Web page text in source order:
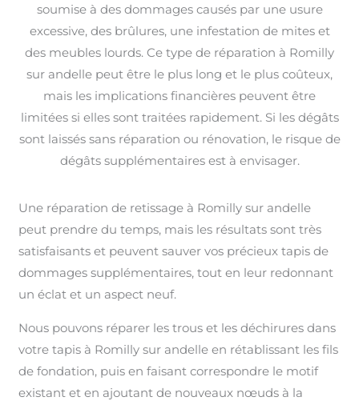
soumise à des dommages causés par une usure
excessive, des brûlures, une infestation de mites et
des meubles lourds. Ce type de réparation à Romilly
sur andelle peut être le plus long et le plus coûteux,
mais les implications financières peuvent être
limitées si elles sont traitées rapidement. Si les dégâts
sont laissés sans réparation ou rénovation, le risque de
dégâts supplémentaires est à envisager.
Une réparation de retissage à Romilly sur andelle
peut prendre du temps, mais les résultats sont très
satisfaisants et peuvent sauver vos précieux tapis de
dommages supplémentaires, tout en leur redonnant
un éclat et un aspect neuf.
Nous pouvons réparer les trous et les déchirures dans
votre tapis à Romilly sur andelle en rétablissant les fils
de fondation, puis en faisant correspondre le motif
existant et en ajoutant de nouveaux nœuds à la